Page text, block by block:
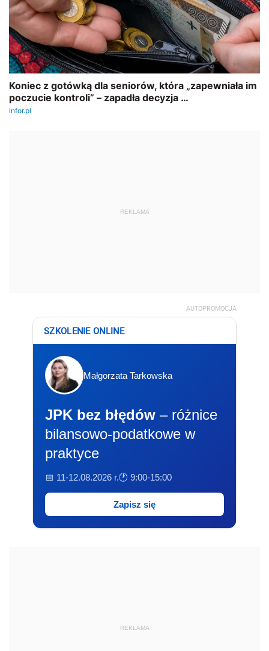
REKLAMA
AUTOPROMOCJA
SZKOLENIE ONLINE
Małgorzata Tarkowska
JPK bez błędów – różnice
bilansowo-podatkowe w
praktyce
📅 11-12.08.2026 r.🕐 9:00-15:00
Zapisz się
REKLAMA